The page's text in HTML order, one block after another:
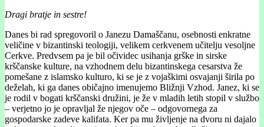
Dragi bratje in sestre!
Danes bi rad spregovoril o Janezu Damaščanu, osebnosti enkratne
veličine v bizantinski teologiji, velikem cerkvenem učitelju vesoljne
Cerkve. Predvsem pa je bil očividec usihanja grške in sirske
krščanske kulture, na vzhodnem delu bizantinskega cesarstva že
pomešane z islamsko kulturo, ki se je z vojaškimi osvajanji širila po
deželah, ki ga danes običajno imenujemo Bližnji Vzhod. Janez, ki se
je rodil v bogati krščanski družini, je že v mladih letih stopil v službo
– verjetno jo je opravljal že njegov oče – odgovornega za
gospodarske zadeve kalifata. Ker pa mu življenje na dvoru ni dajalo